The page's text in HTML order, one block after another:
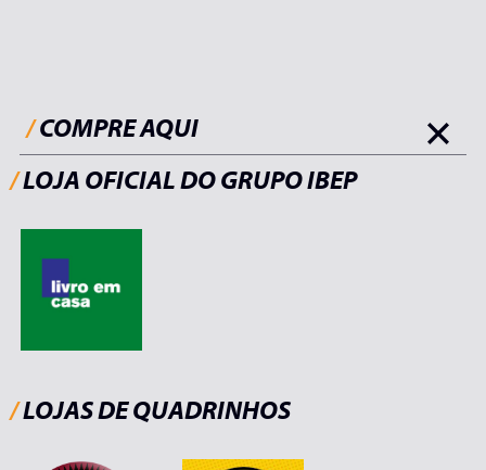
/COMPRE AQUI
/LOJA OFICIAL DO GRUPO IBEP
/LOJAS DE QUADRINHOS